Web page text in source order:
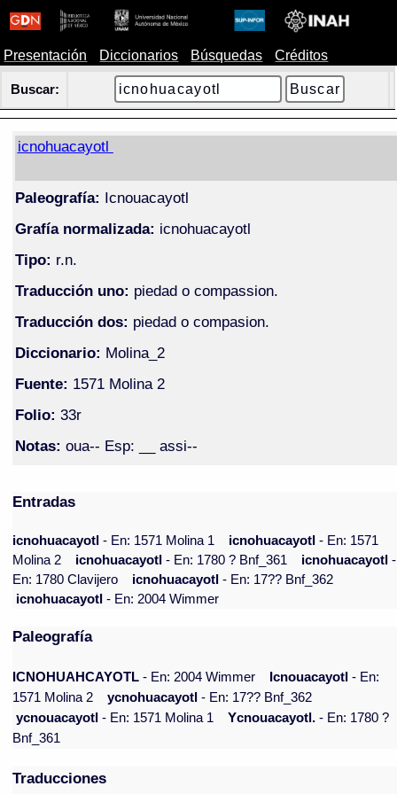
Presentación Diccionarios Búsquedas Créditos
Buscar:
icnohuacayotl
Paleografía: Icnouacayotl
Grafía normalizada: icnohuacayotl
Tipo: r.n.
Traducción uno: piedad o compassion.
Traducción dos: piedad o compasion.
Diccionario: Molina_2
Fuente: 1571 Molina 2
Folio: 33r
Notas: oua-- Esp: __ assi--
Entradas
icnohuacayotl- En: 1571 Molina 1 icnohuacayotl- En: 1571
Molina 2
icnohuacayotl- En: 1780 ? Bnf_361 icnohuacayotl-
En: 1780 Clavijero
icnohuacayotl- En: 17?? Bnf_362
icnohuacayotl- En: 2004 Wimmer
Paleografía
ICNOHUAHCAYOTL - En: 2004 Wimmer Icnouacayotl - En:
1571 Molina 2
ycnohuacayotl - En: 17?? Bnf_362
ycnouacayotl - En: 1571 Molina 1 Ycnouacayotl. - En: 1780 ?
Bnf_361
Traducciones